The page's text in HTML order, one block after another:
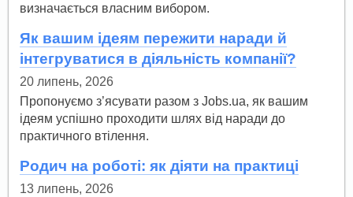
визначається власним вибором.
Як вашим ідеям пережити наради й
інтегруватися в діяльність компанії?
20 липень, 2026
Пропонуємо з’ясувати разом з Jobs.ua, як вашим
ідеям успішно проходити шлях від наради до
практичного втілення.
Родич на роботі: як діяти на практиці
13 липень, 2026